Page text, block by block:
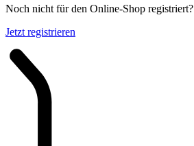
Noch nicht für den Online-Shop registriert?
Jetzt registrieren